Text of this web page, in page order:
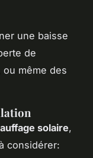
une baisse
de
ou même des
solaire,
considérer: